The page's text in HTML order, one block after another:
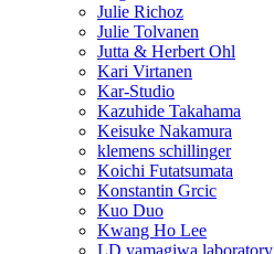
Julie Richoz
Julie Tolvanen
Jutta & Herbert Ohl
Kari Virtanen
Kar-Studio
Kazuhide Takahama
Keisuke Nakamura
klemens schillinger
Koichi Futatsumata
Konstantin Grcic
Kuo Duo
Kwang Ho Lee
LD yamagiwa laboratory